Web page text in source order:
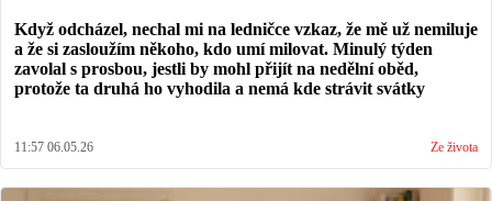
Když odcházel, nechal mi na ledničce vzkaz, že mě už nemiluje
a že si zasloužím někoho, kdo umí milovat. Minulý týden
zavolal s prosbou, jestli by mohl přijít na nedělní oběd,
protože ta druhá ho vyhodila a nemá kde strávit svátky
11:57 06.05.26 Ze života